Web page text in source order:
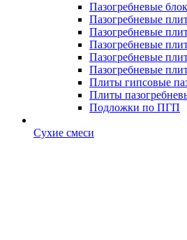
Пазогребневые
Пазогребневые
Пазогребневые
Пазогребневые
Пазогребневые
Пазогребневые
Плиты гипсовые
Плиты
Подложки по ПГП
Сухие смеси